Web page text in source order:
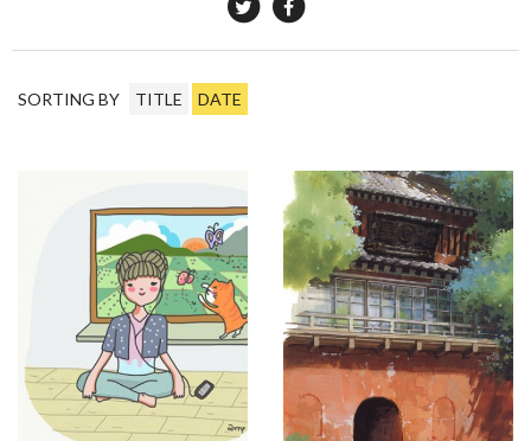
SORTING BY TITLE DATE